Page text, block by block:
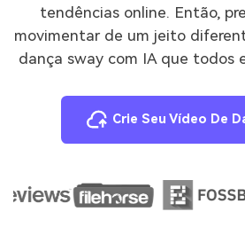
tendências online. Então,
movimentar de um jeito
dança sway com IA que todos
Crie Seu Vídeo De